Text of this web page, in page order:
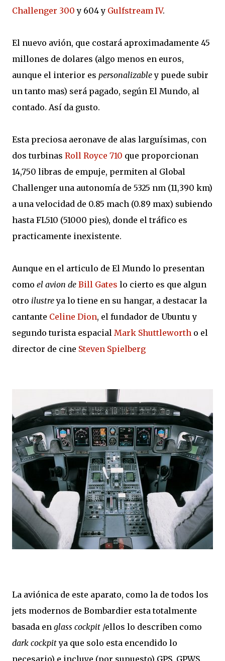
Challenger 300 y 604 y Gulfstream IV.
El nuevo avión, que costará aproximadamente 45
millones de dolares (algo menos en euros,
aunque el interior es personalizabley puede subir
un tanto mas) será pagado, según El Mundo, al
contado. Así da gusto.
Esta preciosa aeronave de alas larguísimas, con
dos turbinas Roll Royce 710 que proporcionan
14,750 libras de empuje, permiten al Global
Challenger una autonomía de 5325 nm (11,390 km)
a una velocidad de 0.85 mach (0.89 max) subiendo
hasta FL510 (51000 pies), donde el tráfico es
practicamente inexistente.
Aunque en el articulo de El Mundo lo presentan
como el avion de Bill Gates lo cierto es que algun
otro ilustreya lo tiene en su hangar, a destacar la
cantante Celine Dion, el fundador de Ubuntu y
segundo turista espacial Mark Shuttleworth o el
director de cine Steven Spielberg
La aviónica de este aparato, como la de todos los
jets modernos de Bombardier esta totalmente
basada en glass cockpit /ellos lo describen como
dark cockpitya que solo esta encendido lo
necesario) e incluye (por supuesto) GPS, GPWS,